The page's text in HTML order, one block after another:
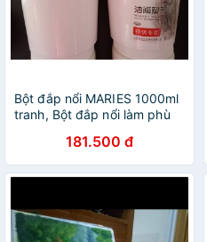
Bột đắp nổi MARIES 1000ml
tranh, Bột đắp nổi làm phù
181.500 đ